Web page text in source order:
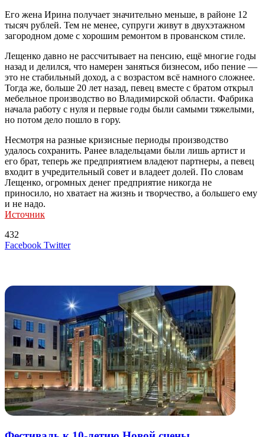
Его жена Ирина получает значительно меньше, в районе 12
тысяч рублей. Тем не менее, супруги живут в двухэтажном
загородном доме с хорошим ремонтом в прованском стиле.
Лещенко давно не рассчитывает на пенсию, ещё многие годы
назад и делился, что намерен заняться бизнесом, ибо пение —
это не стабильный доход, а с возрастом всё намного сложнее.
Тогда же, больше 20 лет назад, певец вместе с братом открыл
мебельное производство во Владимирской области. Фабрика
начала работу с нуля и первые годы были самыми тяжелыми,
но потом дело пошло в гору.
Несмотря на разные кризисные периоды производство
удалось сохранить. Ранее владельцами были лишь артист и
его брат, теперь же предприятием владеют партнеры, а певец
входит в учредительный совет и владеет долей. По словам
Лещенко, огромных денег предприятие никогда не
приносило, но хватает на жизнь и творчество, а большего ему
и не надо.
Источник
432
Facebook TwitterLinkedIn
Tumblr
Reddit
Вконтакте
Одноклассники
Skype
Messenger
Messenger
WhatsApp
Telegram
Viber
Line
Поделиться
Печатать